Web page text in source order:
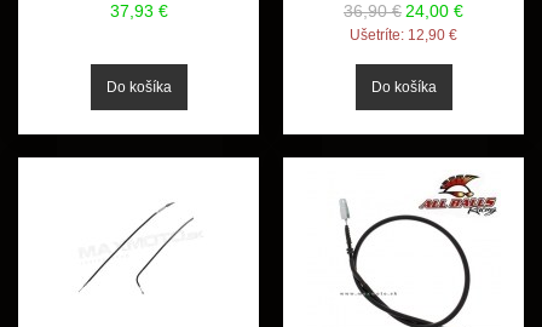
37,93 € 36,90 € 24,00 €
Ušetríte: 12,90 €